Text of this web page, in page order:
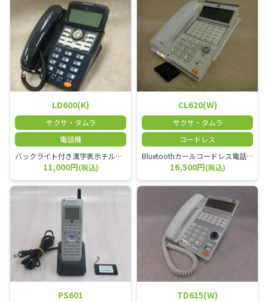
LD600(K)
サクサ・タムラ
電話機
バックライト付き漢字表示チルトディスプレイ10ボタン電話機(10外線対応)(黒)
11,000円(税込)
CL620(W)
サクサ・タムラ
コードレス
Bluetoothカールコードレス電話機(8ボタンバックライト付き漢字表示子機、漢字表示チルトディスプレイ30ボタン親機、電池ハ゜ックのセット、最大Std:4台、Pro8台)
16,500円(税込)
PS601 TD615(W)